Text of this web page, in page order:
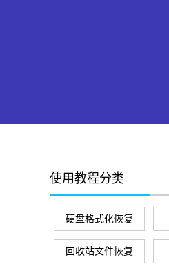
使用教程分类
硬盘格式化恢复
回收站文件恢复